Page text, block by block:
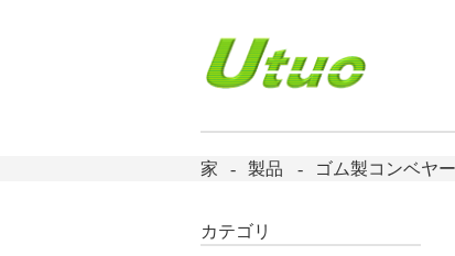
家 製品 ゴム製コンベヤ
カテゴリ